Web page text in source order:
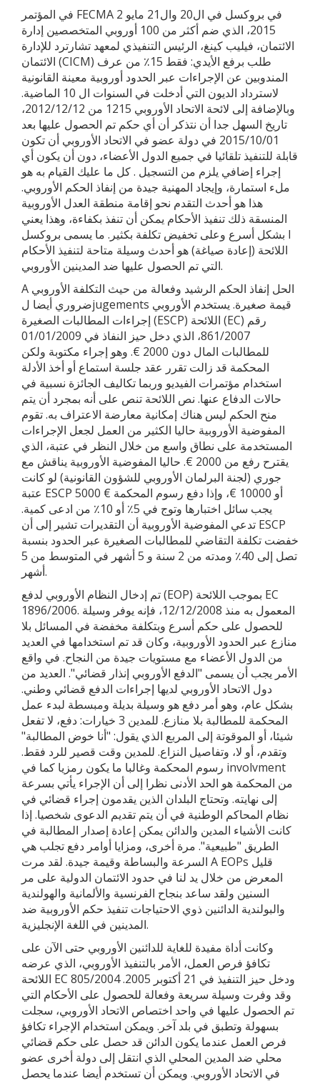
في المؤتمر FECMA 2 في بروكسل في ال20 وال21 مايو
2015، الذي ضم أكثر من 100 أوروبي المتخصصين إدارة
الائتمان، فيليب كينغ، الرئيس التنفيذي لمعهد تشارترد للإدارة
الائتمان (CICM) طلب برفع الأيدي: فقط 15٪ من عرف
المندوبين عن الإجراءات عبر الحدود أوروبية معينة القانونية
لاسترداد الديون التي أدخلت في السنوات ال 10 الماضية.
وبالإضافة إلى لائحة الاتحاد الأوروبي 1215 من 2012/12/12،
تاريخ السهل جدا أن نتذكر أن أي حكم تم الحصول عليها بعد
2015/10/01 في دولة عضو في الاتحاد الأوروبي أن تكون
قابلة للتنفيذ تلقائيا في جميع الدول الأعضاء، دون أن يكون أي
إجراء إضافي يلزم من التسجيل . كل ما عليك القيام به هو
ملء استمارة، وإيجاد المهنية جيدة من إنفاذ الحكم الأوروبي.
هذا هو أحدث التقدم نحو إقامة منطقة العدل الأوروبية
المنسقة ذلك تنفيذ الأحكام يمكن أن تنفذ بكفاءة، وهذا يعني
بشكل أسرع وعلى تخفيض تكلفة بكثير. ما يسمى بروكسل I
اللائحة (إعادة صياغة) هو أحدث وسيلة متاحة لتنفيذ الأحكام
التي تم الحصول عليها ضد المدينين الأوروبي.
A الحل إنفاذ الحكم الرشيد وفعالة من حيث التكلفة الأوروبي
ضروري أيضا لjugements قيمة صغيرة. يستخدم الأوروبي
إجراءات المطالبات الصغيرة (ESCP) اللائحة (EC) رقم
861/2007، الذي دخل حيز النفاذ في 01/01/2009
للمطالبات المال دون 2000 €. وهو إجراء مكتوبة ولكن
المحكمة قد زالت تقرر عقد جلسة استماع أو أخذ الأدلة
استخدام مؤتمرات الفيديو وربما تكاليف الجائزة نسبية في
حالات الدفاع عنها. نص اللائحة تنص على أنه بمجرد أن يتم
منح الحكم ليس هناك إمكانية معارضة الاعتراف به. تقوم
المفوضية الأوروبية حاليا الكثير من العمل لجعل الإجراءات
المستخدمة على نطاق واسع من خلال النظر في عتبة، الذي
يقترح رفع من 2000 €. حاليا المفوضية الأوروبية يناقش مع
جوري (لجنة البرلمان الأوروبي للشؤون القانونية) لو كانت
عتبة ESCP 5000 € أو 10000 €، وإذا دفع رسوم المحكمة
يجب سائل اختبارها وتوج في 5٪ أو 10٪ من ادعى كمية.
تدعي المفوضية الأوروبية أن التقديرات تشير إلى أن ESCP
خفضت تكلفة التقاضي للمطالبات الصغيرة عبر الحدود بنسبة
تصل إلى 40٪ ومدته من 2 سنة و 5 أشهر في المتوسط من 5
أشهر.
تم إدخال النظام الأوروبي لدفع (EOP) بموجب اللائحة EC
1896/2006. المعمول به منذ 12/12/2008، فإنه يوفر وسيلة
للحصول على حكم أسرع وبتكلفة مخفضة في المسائل بلا
منازع عبر الحدود الأوروبية، وكان قد تم استخدامها في العديد
من الدول الأعضاء مع مستويات جيدة من النجاح. في واقع
الأمر يجب أن يسمى "الدفع الأوروبي إنذار قضائي". العديد من
دول الاتحاد الأوروبي لديها إجراءات الدفع قضائي وطني.
بشكل عام، وهو أمر دفع هو وسيلة بديلة ومبسطة لبدء عمل
المحكمة للمطالبة بلا منازع. للمدين 3 خيارات: دفع، لا تفعل
شيئا، أو الموقوتة إلى المربع الذي يقول: "أنا خوض المطالبة"
وتقدم، أو لا، وتفاصيل النزاع. للمدين وقت قصير للرد فقط.
رسوم المحكمة وغالبا ما يكون رمزيا كما في involvment
من المحكمة هو الحد الأدنى نظرا إلى أن الإجراء يأتي بسرعة
إلى نهايته. وتحتاج البلدان الذين يقدمون إجراء قضائي في
نظام المحاكم الوطنية في أن يتم تقديم الدعوى شخصيا. إذا
كانت الأشياء المدين والدائن يمكن إعادة إصدار المطالبة في
الطريق "طبيعية". مرة أخرى، ومزايا أوامر دفع تجلب هي
السرعة والبساطة وقيمة جيدة. لقد مرت A EOPs قليل
المعرض من خلال يد لنا في حدود الائتمان الدولية على مر
السنين ولقد ساعد بنجاح الفرنسية والألمانية والهولندية
والبولندية الدائنين ذوي الاحتياجات تنفيذ حكم الأوروبية ضد
المدينين في اللغة الإنجليزية.
وكانت أداة مفيدة للغاية للدائنين الأوروبي حتى الآن على
تكافؤ فرص العمل، الأمر بالتنفيذ الأوروبي، الذي عرضه
اللائحة EC 805/2004 ودخل حيز التنفيذ في 21 أكتوبر 2005.
وقد وفرت وسيلة سريعة وفعالة للحصول على الأحكام التي
تم الحصول عليها في واحد اختصاص الاتحاد الأوروبي، سجلت
بسهولة وتطبق في بلد آخر. ويمكن استخدام الإجراء تكافؤ
فرص العمل عندما يكون الدائن قد حصل على حكم قضائي
محلي ضد المدين المحلي الذي انتقل إلى دولة أخرى عضو
في الاتحاد الأوروبي. ويمكن أن تستخدم أيضا عندما يحصل